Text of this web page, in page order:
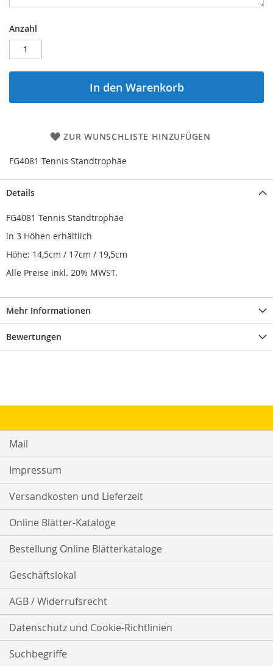
Anzahl
In den Warenkorb
ZUR WUNSCHLISTE HINZUFÜGEN
FG4081 Tennis Standtrophäe
Details
FG4081 Tennis Standtrophäe
in 3 Höhen erhältlich
Höhe: 14,5cm / 17cm / 19,5cm
Alle Preise inkl. 20% MWST.
Mehr Informationen
Bewertungen
Mail
Impressum
Versandkosten und Lieferzeit
Online Blätter-Kataloge
Bestellung Online Blätterkataloge
Geschäftslokal
AGB / Widerrufsrecht
Datenschutz und Cookie-Richtlinien
Suchbegriffe